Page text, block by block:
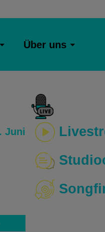
Über uns
Juni